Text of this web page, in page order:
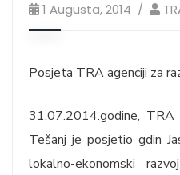
1 Augusta, 2014
Posjeta TRA agenciji za
31.07.2014.godine, TRA
Tešanj je posjetio gdin
lokalno-ekonomski